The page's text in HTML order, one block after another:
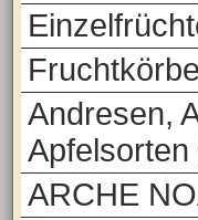
Fruchtkörbe
Andresen,
Apfelsorten
ARCHE